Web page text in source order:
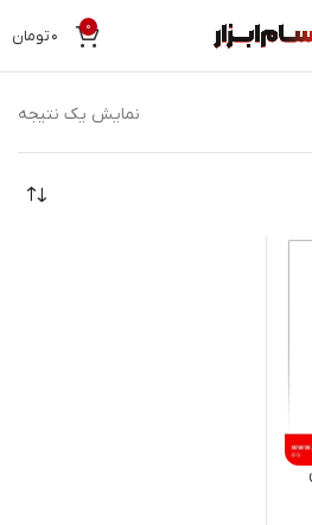
0 ۰تومان
نمایش یک نتیجه